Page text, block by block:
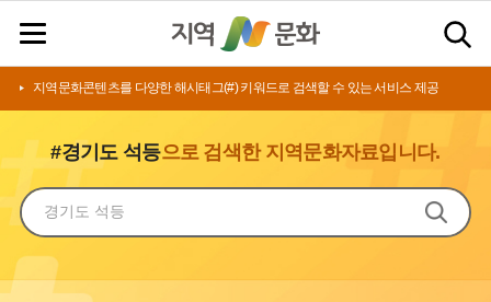
지역문화콘텐츠를 다양한 해시태그(#) 키워드로 검색할 수 있는 서비스 제공
#경기도 석등으로 검색한 지역문화자료입니다.